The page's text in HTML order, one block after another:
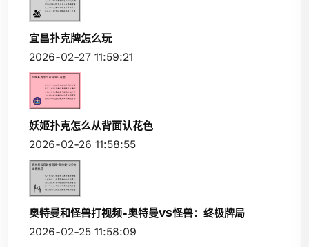
宜昌扑克牌怎么玩
2026-02-27 11:59:21
妖姬扑克怎么从背面认花色
2026-02-26 11:58:55
奥特曼和怪兽打视频-奥特曼VS怪兽：终极牌局
2026-02-25 11:58:09